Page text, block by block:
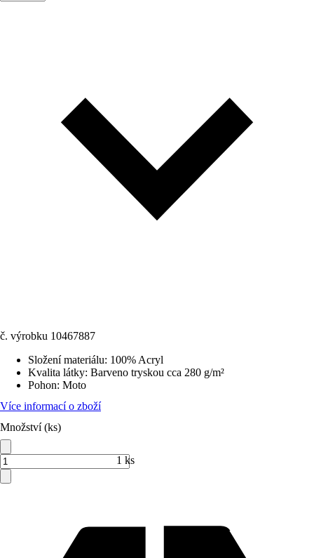
č. výrobku 10467887
Složení materiálu: 100% Acryl
Kvalita látky: Barveno tryskou cca 280 g/m²
Pohon: Moto
Více informací o zboží
Množství (ks)
1 ks